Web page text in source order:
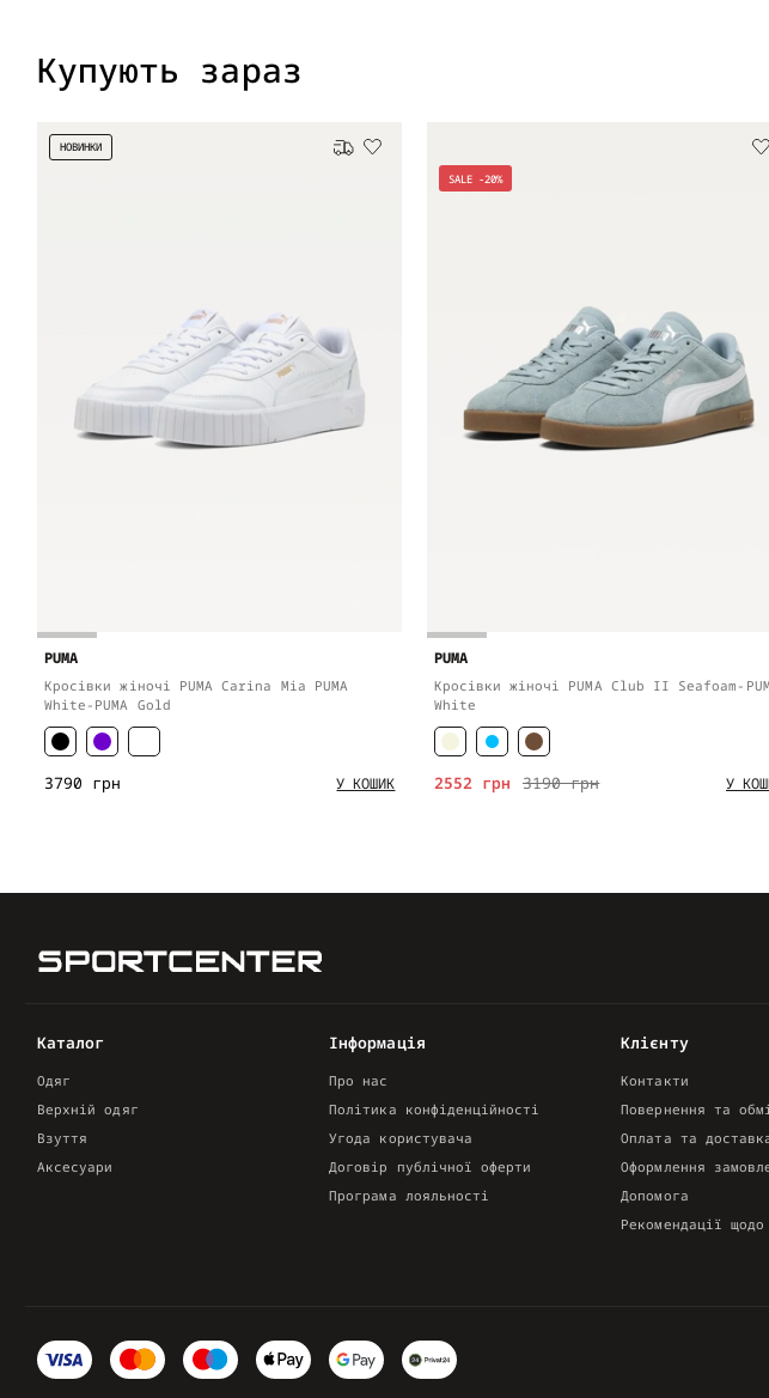
Купують зараз
НОВИНКИ Безкоштовна доставка
PUMA
Кросівки жіночі PUMA Carina Mia PUMA
White-PUMA Gold
3790 грн У КОШИК
SALE -20%
PUMA
Кросівки жіночі PUMA Club II Seafoam-
White
3190 грн
2552 грн У
Каталог
Одяг
Верхній одяг
Взуття
Аксесуари
Інформація
Про нас
Політика конфіденційності
Угода користувача
Договір публічної оферти
Програма лояльності
Клієнту
Контакти
Повернення та
Оплата та
Оформлення
Допомога
Рекомендації